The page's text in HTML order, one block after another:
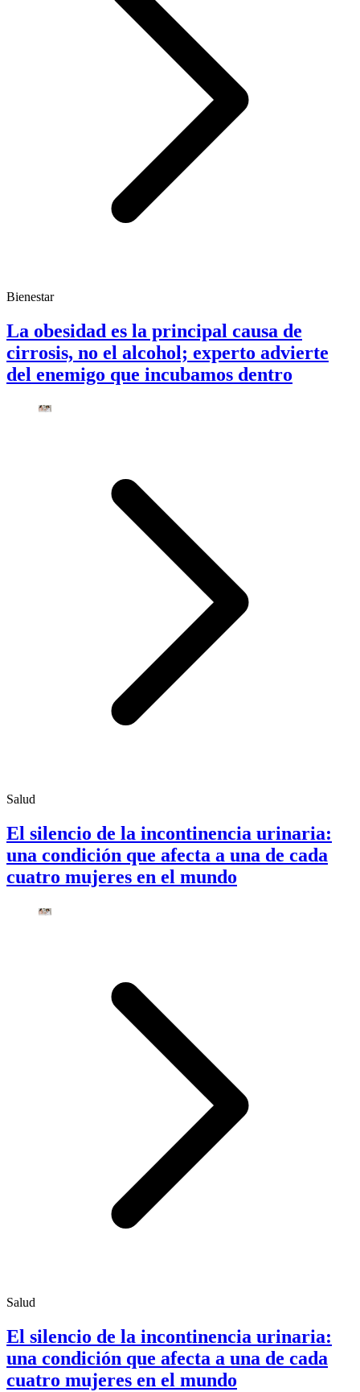
Bienestar
La obesidad es la principal causa de
cirrosis, no el alcohol; experto advierte
del enemigo que incubamos dentro
Salud
El silencio de la incontinencia urinaria:
una condición que afecta a una de cada
cuatro mujeres en el mundo
Salud
El silencio de la incontinencia urinaria:
una condición que afecta a una de cada
cuatro mujeres en el mundo